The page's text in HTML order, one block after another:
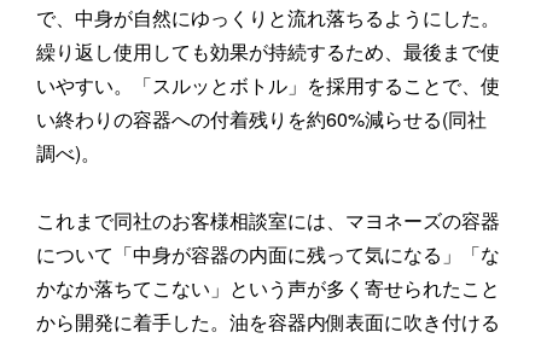
で、中身が自然にゆっくりと流れ落ちるようにした。
繰り返し使用しても効果が持続するため、最後まで使
いやすい。「スルッとボトル」を採用することで、使
い終わりの容器への付着残りを約60%減らせる(同社
調べ)。
これまで同社のお客様相談室には、マヨネーズの容器
について「中身が容器の内面に残って気になる」「な
かなか落ちてこない」という声が多く寄せられたこと
から開発に着手した。油を容器内側表面に吹き付ける